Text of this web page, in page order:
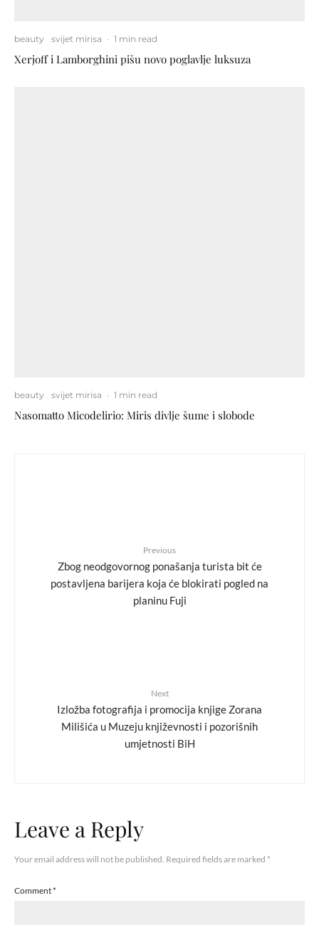
beauty svijet mirisa · 1 min read
Xerjoff i Lamborghini pišu novo poglavlje luksuza
beauty svijet mirisa · 1 min read
Nasomatto Micodelirio: Miris divlje šume i slobode
Previous
Zbog neodgovornog ponašanja turista bit će
postavljena barijera koja će blokirati pogled na
planinu Fuji
Next
Izložba fotografija i promocija knjige Zorana
Milišića u Muzeju književnosti i pozorišnih
umjetnosti BiH
Leave a Reply
Your email address will not be published. Required fields are marked *
Comment*